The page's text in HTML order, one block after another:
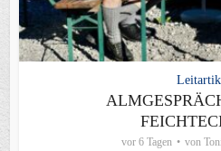
vor 6 Tagen von